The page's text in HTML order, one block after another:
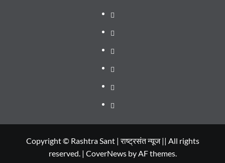
About
WEB
SERIES
TO
Dehradun
Smart
City
Life
in
Dehradun
Places
to
in
Dehradun
सम्पर्क
Copyright © Rashtra Sant | राष्ट्रसंत न्यूज || All rights
reserved. | CoverNewsby AF themes.